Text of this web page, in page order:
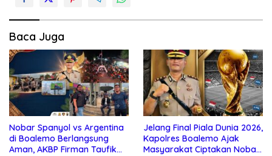
Baca Juga
Nobar Spanyol vs Argentina
di Boalemo Berlangsung
Aman, AKBP Firman Taufik
Jelang Final Piala Dunia 2026,
Kapolres Boalemo Ajak
Masyarakat Ciptakan Nobar